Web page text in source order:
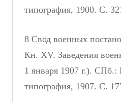
типография, 1900. С.
8 Свод военных
Кн. ХV. Заведения
1 января 1907 г.). СПб.:
типография, 1907. С.